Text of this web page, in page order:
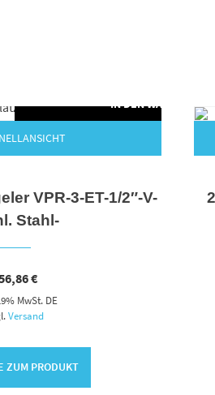
IN DEN WARENKORB
VPR-3-ET-1/2″-V-
Stahl-
€
MwSt. DE
Versand
ZUM PRODUKT